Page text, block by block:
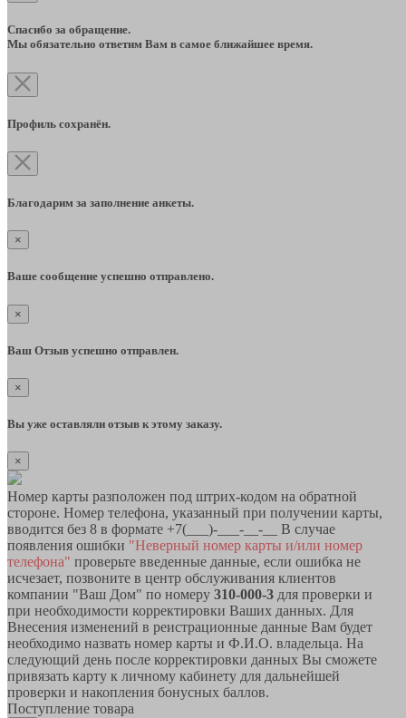
Спасибо за обращение.
Мы обязательно ответим Вам в самое ближайшее время.
Профиль сохранён.
Благодарим за заполнение анкеты.
×
Ваше сообщение успешно отправлено.
×
Ваш Отзыв успешно отправлен.
×
Вы уже оставляли отзыв к этому заказу.
×
Номер карты разположен под штрих-кодом на обратной
стороне. Номер телефона, указанный при получении карты,
вводится без 8 в формате +7(___)-___-__-__ В случае
появления ошибки "Неверный номер карты и/или номер
телефона" проверьте введенные данные, если ошибка не
исчезает, позвоните в центр обслуживания клиентов
компании "Ваш Дом" по номеру 310-000-3 для проверки и
при необходимости корректировки Ваших данных. Для
Внесения изменений в реистрационные данные Вам будет
необходимо назвать номер карты и Ф.И.О. владельца. На
следующий день после корректировки данных Вы сможете
привязать карту к личному кабинету для дальнейшей
проверки и накопления бонусных баллов.
Поступление товара